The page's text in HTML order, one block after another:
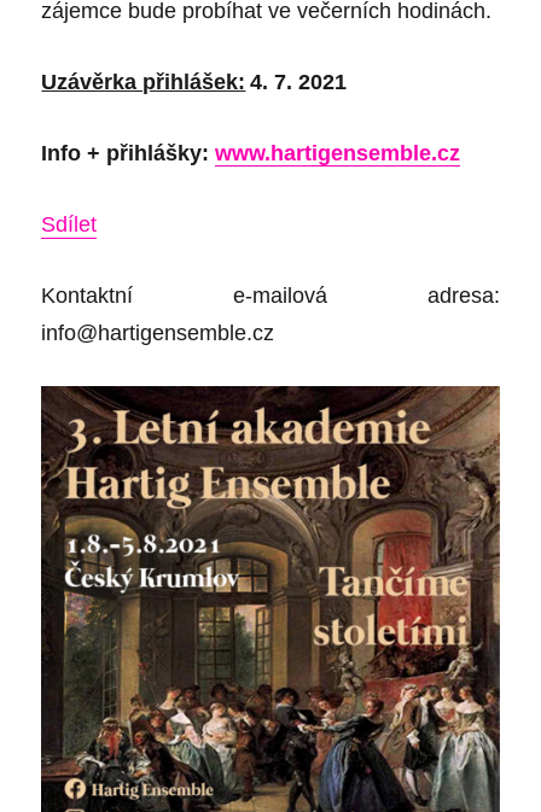
zájemce bude probíhat ve večerních hodinách.
Uzávěrka přihlášek: 4. 7. 2021
Info + přihlášky:www.hartigensemble.cz
Sdílet
Kontaktní e-mailová adresa:
info@hartigensemble.cz